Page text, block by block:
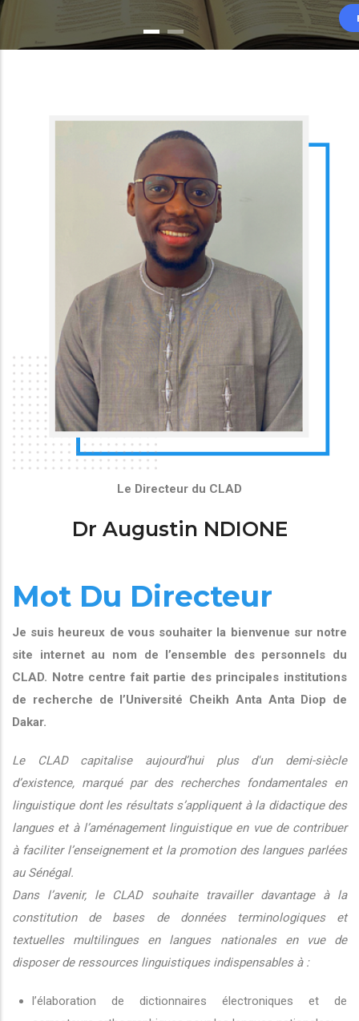
Le Directeur du CLAD
Dr Augustin NDIONE
Mot Du Directeur
Je suis heureux de vous souhaiter la bienvenue sur notre
site internet au nom de l’ensemble des personnels du
CLAD. Notre centre fait partie des principales institutions
de recherche de l’Université Cheikh Anta Anta Diop de
Dakar.
Le CLAD capitalise aujourd’hui plus d'un demi-siècle
d’existence, marqué par des recherches fondamentales en
linguistique dont les résultats s’appliquent à la didactique des
langues et à l’aménagement linguistique en vue de contribuer
à faciliter l’enseignement et la promotion des langues parlées
au Sénégal.
Dans l’avenir, le CLAD souhaite travailler davantage à la
constitution de bases de données terminologiques et
textuelles multilingues en langues nationales en vue de
disposer de ressources linguistiques indispensables à :
l’élaboration de dictionnaires électroniques et de